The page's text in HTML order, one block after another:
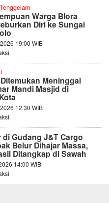
Warga Blora
Diri ke Sungai
19:00 WIB
Meninggal
Mandi Masjid di
12:30 WIB
di Gudang J&T Cargo
Belur Dihajar Massa,
Ditangkap di Sawah
14:00 WIB